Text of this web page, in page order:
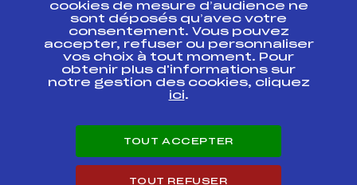
Projet de performance fédéral
Antidopage
Pôle Développement, Formation, Suivi
Scientifique
Listes ministérielles
Pôle vie de l’athlète
Carrières
cookies de mesure d’audience ne
sont déposés qu’avec votre
consentement. Vous pouvez
accepter, refuser ou personnaliser
vos choix à tout moment. Pour
obtenir plus d'informations sur
notre gestion des cookies, cliquez
ici.
TOUT ACCEPTER
TOUT REFUSER